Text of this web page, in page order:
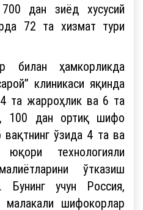
дан зиёд хусусий
72 та хизмат тури
билан ҳамкорликда
клиникаси яқинда
та жарроҳлик ва 6 та
100 дан ортиқ шифо
ўзида 4 та ва
технологияли
ўтказиш
Бунинг учун Россия,
малакали шифокорлар